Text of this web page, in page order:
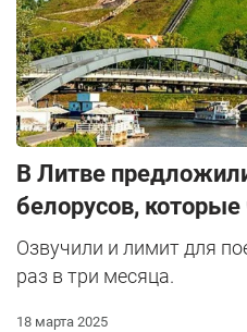
В Литве
белорусов,
Озвучили и лимит для
раз в три месяца.
18 марта 2025